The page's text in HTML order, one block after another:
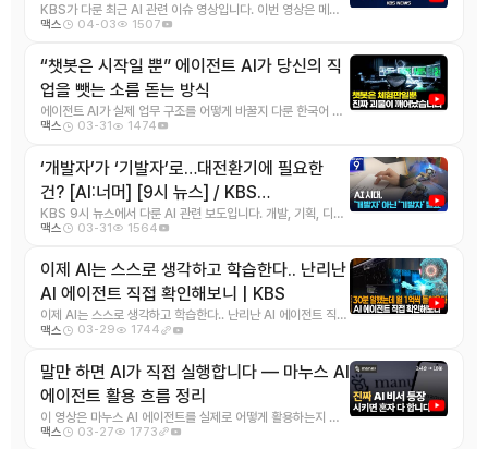
KBS가 다룬 최근 AI 관련 이슈 영상입니다. 이번 영상은 메타
를 포함한 빅테크 기업들이 인력 감축의 배경 ...
맥스 04-03 1507
“챗봇은 시작일 뿐” 에이전트 AI가 당신의 직
업을 뺏는 소름 돋는 방식
에이전트 AI가 실제 업무 구조를 어떻게 바꿀지 다룬 한국어 영
상입니다. 영상은 단순히 챗봇을 잘 쓰는 법이 ...
맥스 03-31 1474
‘개발자’가 ‘기발자’로…대전환기에 필요한
건? [AI:너머] [9시 뉴스] / KBS
2026.03.28.
KBS 9시 뉴스에서 다룬 AI 관련 보도입니다. 개발, 기획, 디자
인이 한 사람의 업무 안에서 어떻게 재편 ...
맥스 03-31 1564
이제 AI는 스스로 생각하고 학습한다.. 난리난
AI 에이전트 직접 확인해보니 | KBS
이제 AI는 스스로 생각하고 학습한다.. 난리난 AI 에이전트 직접
확인해보니\~ KBS요약: KBS 시사기 ...
맥스 03-29 1744
말만 하면 AI가 직접 실행합니다 — 마누스 AI
에이전트 활용 흐름 정리
이 영상은 마누스 AI 에이전트를 실제로 어떻게 활용하는지 한
국어로 풀어 설명하는 콘텐츠입니다. 단순한 기능 ...
맥스 03-27 1773